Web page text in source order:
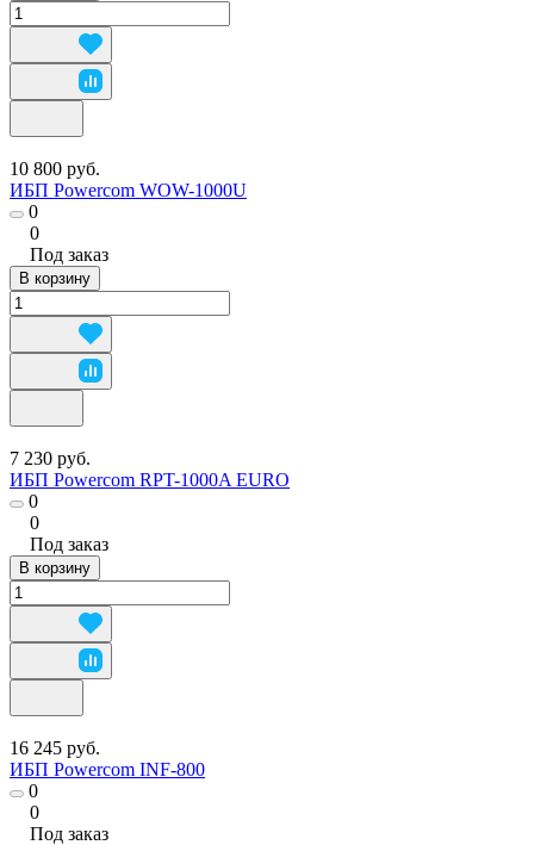
10 800 руб.
ИБП Powercom WOW-1000U
0
0
Под заказ
В корзину
7 230 руб.
ИБП Powercom RPT-1000A EURO
0
0
Под заказ
В корзину
16 245 руб.
ИБП Powercom INF-800
0
0
Под заказ